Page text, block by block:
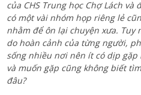
của CHS Trung học Chợ Lách và
có một vài nhóm họp riêng lẻ
nhằm để ôn lại chuyện xưa. Tuy
do hoàn cảnh của từng người,
sống nhiều nơi nên ít có dịp gặp
và muốn gặp cũng không biết
đâu?